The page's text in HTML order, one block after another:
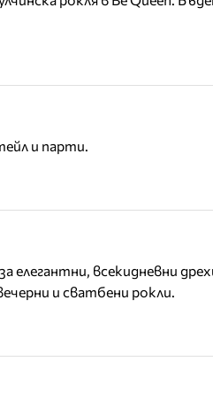
и парти.
елегантни, всекидневни
и сватбени рокли.